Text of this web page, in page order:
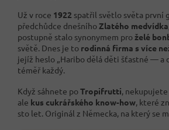
Už v roce 1922 spatřil světlo světa první
předchůdce dnešníhoZlatého medvídka
postupně stalo synonymem proželé
světě. Dnes je to rodinná firma s více
jejíž heslo „Haribo dělá děti šťastné — a
téměř každý.
Když sáhnete poTropifrutti,
ale kus cukrářského know-how, které
sto let. Originál z Německa, na který se